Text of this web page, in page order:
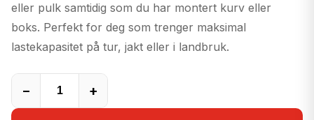
eller pulk samtidig som du har montert kurv eller
boks. Perfekt for deg som trenger maksimal
lastekapasitet på tur, jakt eller i landbruk.
− +